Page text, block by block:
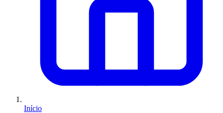
Início